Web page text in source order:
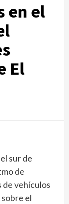
en el
El
sur de
de
vehículos
el